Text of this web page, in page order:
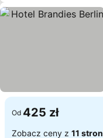
Od 425 zł
Zobacz ceny z 11 stron